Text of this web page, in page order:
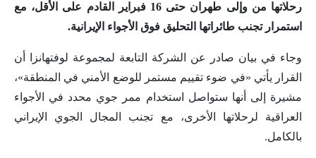
رحلاتها من وإلى طهران حتى 16 فبراير القادم على الأقل، مع
استمرار تجنب طائراتها التحليق فوق الأجواء الإيرانية.
وجاء في بيان صادر عن الشركة التابعة لمجموعة لوفتهانزا أن
القرار يأتي «في ضوء تقييم مستمر للوضع الأمني في المنطقة»،
مشيرة إلى أنها ستواصل استخدام ممر جوي محدد في الأجواء
العراقية لرحلاتها الأخرى، مع تجنب المجال الجوي الإيراني
بالكامل.